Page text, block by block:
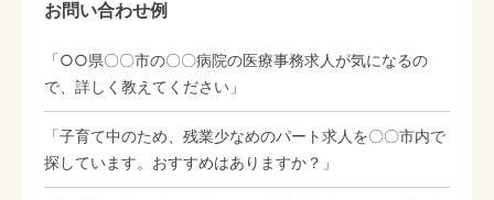
お問い合わせ例
「○○県〇〇市の〇〇病院の医療事務求人が気になるの
で、詳しく教えてください」
「子育て中のため、残業少なめのパート求人を〇〇市内で
探しています。おすすめはありますか？」